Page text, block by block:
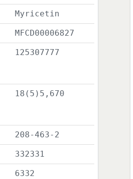
Myricetin
MFCD00006827
125307777
18(5)5,670
208-463-2
332331
6332